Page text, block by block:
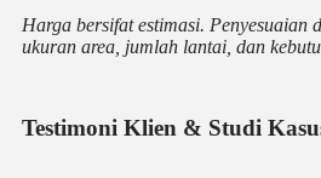
Harga bersifat estimasi. Penyesuaian
ukuran area, jumlah lantai, dan
Testimoni Klien & Studi